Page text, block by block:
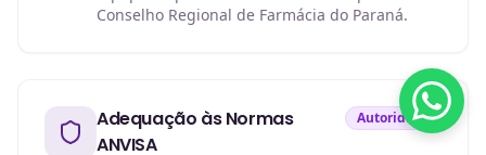
Conselho Regional de Farmácia do Paraná.
Adequação às Normas
ANVISA
Autoridade